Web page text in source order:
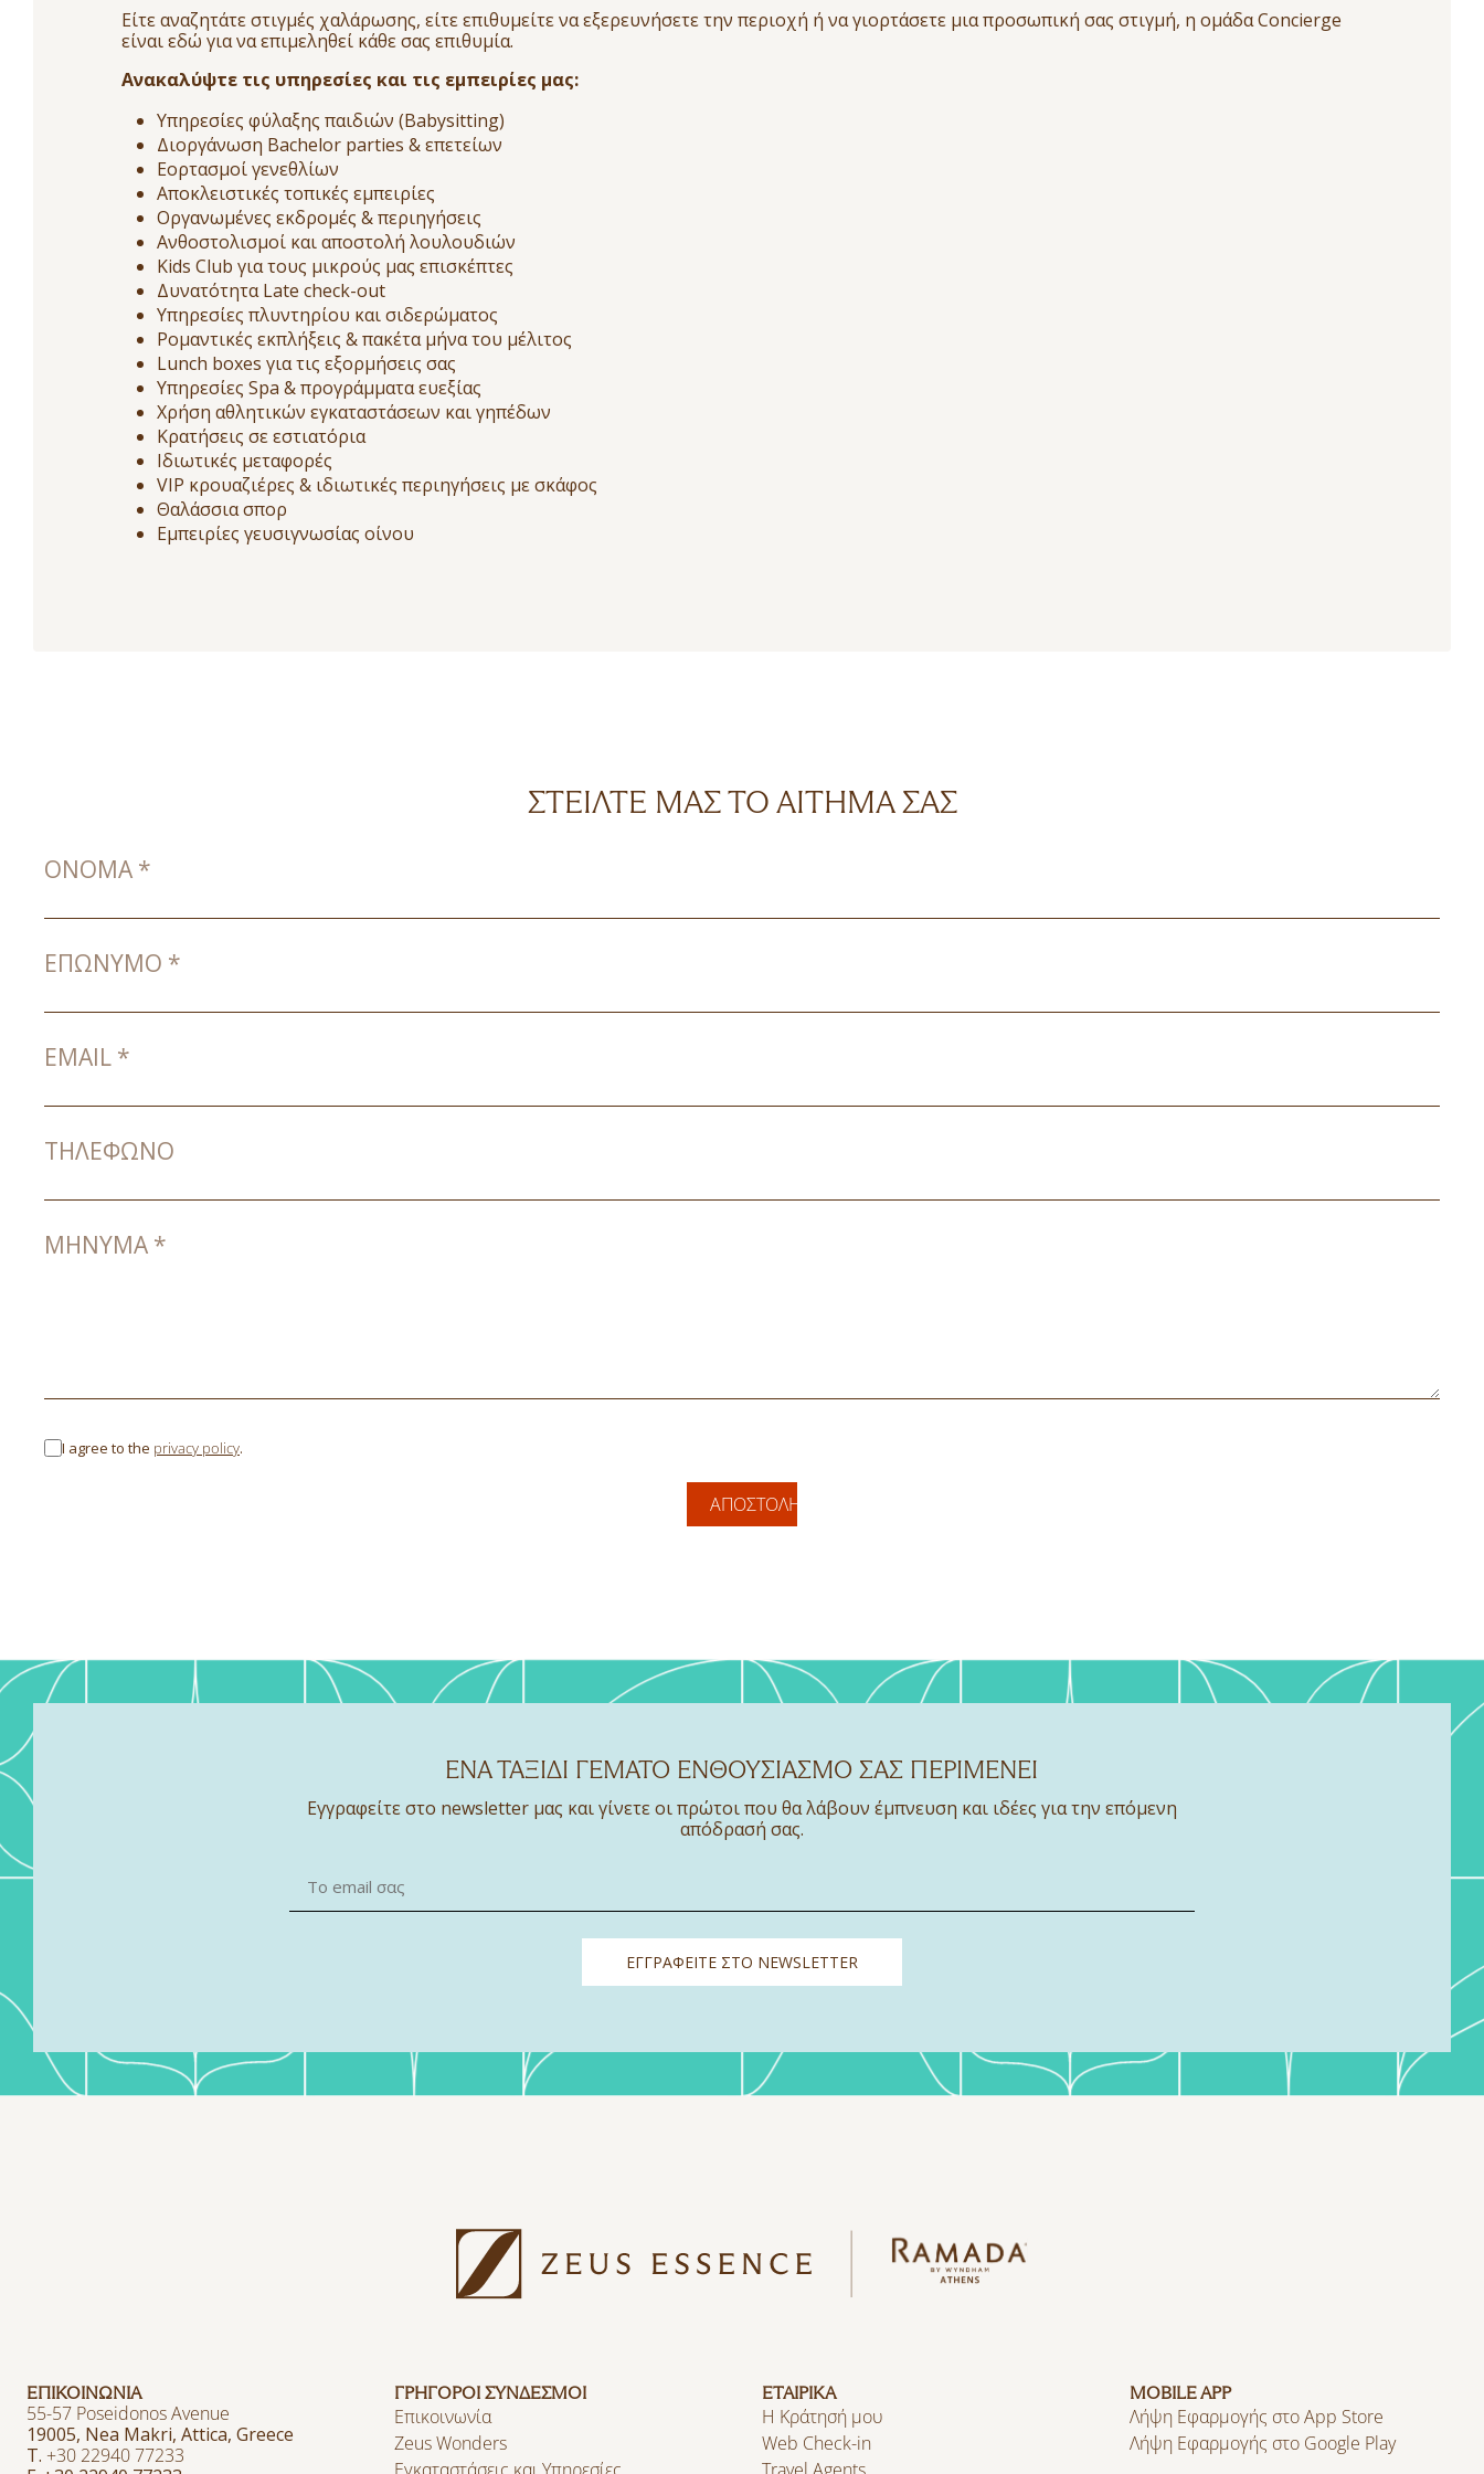
Είτε αναζητάτε στιγμές χαλάρωσης, είτε επιθυμείτε να εξερευνήσετε την περιοχή ή να γιορτάσετε μια προσωπική σας στιγμή, η ομάδα Concierge
είναι εδώ για να επιμεληθεί κάθε σας επιθυμία.
Ανακαλύψτε τις υπηρεσίες και τις εμπειρίες μας:
Υπηρεσίες φύλαξης παιδιών (Babysitting)
Διοργάνωση Bachelor parties & επετείων
Εορτασμοί γενεθλίων
Αποκλειστικές τοπικές εμπειρίες
Οργανωμένες εκδρομές & περιηγήσεις
Ανθοστολισμοί και αποστολή λουλουδιών
Kids Club για τους μικρούς μας επισκέπτες
Δυνατότητα Late check-out
Υπηρεσίες πλυντηρίου και σιδερώματος
Ρομαντικές εκπλήξεις & πακέτα μήνα του μέλιτος
Lunch boxes για τις εξορμήσεις σας
Υπηρεσίες Spa & προγράμματα ευεξίας
Χρήση αθλητικών εγκαταστάσεων και γηπέδων
Κρατήσεις σε εστιατόρια
Ιδιωτικές μεταφορές
VIP κρουαζιέρες & ιδιωτικές περιηγήσεις με σκάφος
Θαλάσσια σπορ
Εμπειρίες γευσιγνωσίας οίνου
ΣΤΕΊΛΤΕ ΜΑΣ ΤΟ ΑΊΤΗΜΆ ΣΑΣ
ΌΝΟΜΑ *
ΕΠΏΝΥΜΟ *
EMAIL *
ΤΗΛΈΦΩΝΟ
ΜΉΝΥΜΑ *
I agree to the privacy policy.
ΑΠΟΣΤΟΛΉ
ΕΝΑ ΤΑΞΙΔΙ ΓΕΜΑΤΟ ΕΝΘΟΥΣΙΑΣΜΟ ΣΑΣ ΠΕΡΙΜΕΝΕΙ
Εγγραφείτε στο newsletter μας και γίνετε οι πρώτοι που θα λάβουν έμπνευση και ιδέες για την επόμενη
απόδρασή σας.
ΕΓΓΡΑΦΕΙΤΕ ΣΤΟ NEWSLETTER
ΕΠΙΚΟΙΝΩΝΙΑ
55-57 Poseidonos Avenue
19005, Nea Makri, Attica, Greece
T. +30 22940 77233
ΓΡΗΓΟΡΟΙ ΣΥΝΔΕΣΜΟΙ
Επικοινωνία
Zeus Wonders
ΕΤΑΙΡΙΚΑ
Η Κράτησή μου
Web Check-in
MOBILE APP
Λήψη Εφαρμογής στο App Store
Λήψη Εφαρμογής στο Google Play